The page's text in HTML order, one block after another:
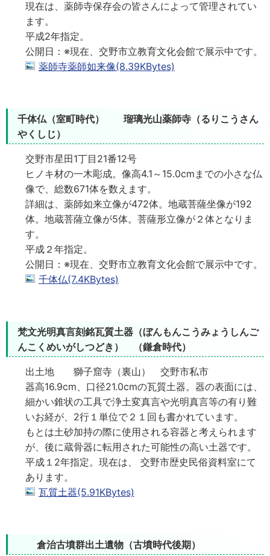
現在は、薬師寺保存会の皆さんによって管理されてい
ます。
平成2年指定。
公開日：※現在、交野市立教育文化会館で展示中です。
薬師寺薬師如来像(8.39KBytes)
千体仏（室町時代） 瑠璃光山薬師寺（るりこうさん
やくしじ）
交野市星田1丁目21番12号
ヒノキ材の一木彫成。像高4.1～15.0cmまでの小さな仏
像で、総数671体を数えます。
詳細は、薬師如来立像が472体。地蔵菩薩坐像が192
体。地蔵菩薩立像が5体。菩薩形立像が２体となりま
す。
平成２年指定。
公開日：※現在、交野市立教育文化会館で展示中です。
千体仏(7.4KBytes)
梵文光明真言刻銘瓦質土器（ぼんもんこうみょうしんご
んこくめいがしつどき） （鎌倉時代）
出土地 獅子窟寺（裏山） 交野市私市
器高16.9cm、口径21.0cmの瓦質土器。器の表面には、
細かい錐状の工具で浄土変真言や光明真言等の有り難
いお経が、2行１単位で２１回も書かれています。
もとは土砂加持の際に使用される容器と考えられます
が、後に蔵骨器に転用された可能性の高い土器です。
平成１2年指定。現在は、 交野市歴史民俗資料室にて
あります。
瓦質土器(5.91KBytes)
倉治古墳群出土遺物（古墳時代後期）